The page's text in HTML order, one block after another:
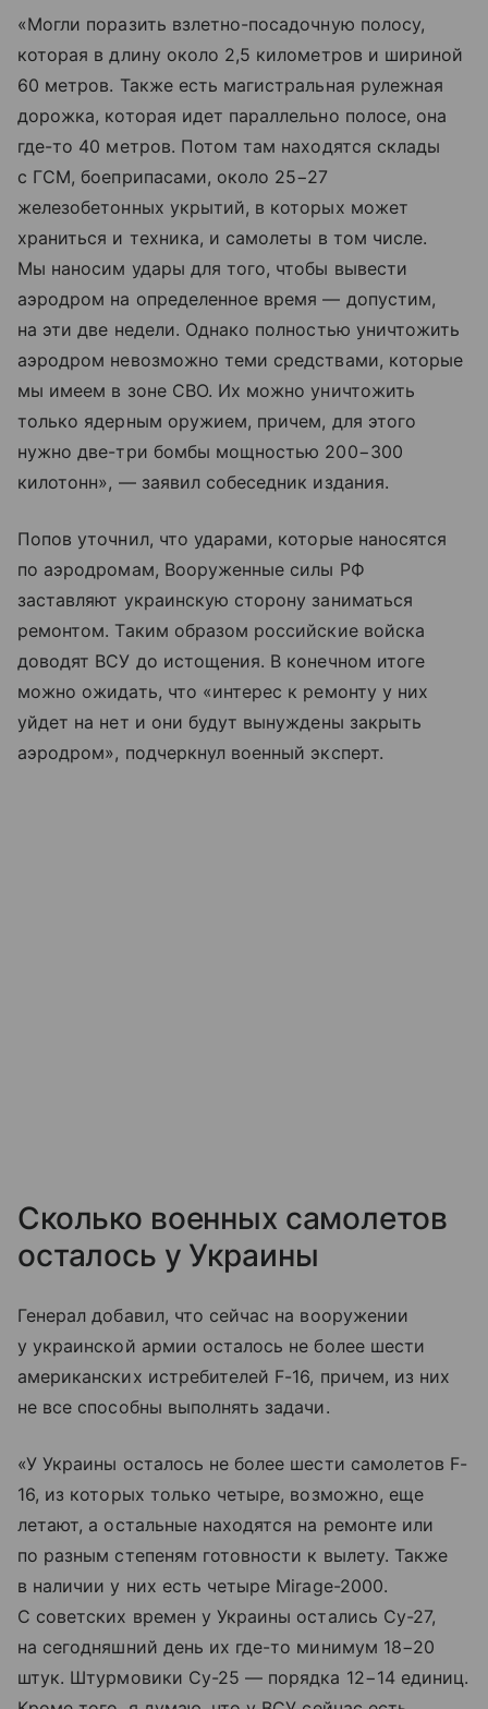
«Могли поразить взлетно-посадочную полосу,
которая в длину около 2,5 километров и шириной
60 метров. Также есть магистральная рулежная
дорожка, которая идет параллельно полосе, она
где-то 40 метров. Потом там находятся склады
с ГСМ, боеприпасами, около 25−27
железобетонных укрытий, в которых может
храниться и техника, и самолеты в том числе.
Мы наносим удары для того, чтобы вывести
аэродром на определенное время — допустим,
на эти две недели. Однако полностью уничтожить
аэродром невозможно теми средствами, которые
мы имеем в зоне СВО. Их можно уничтожить
только ядерным оружием, причем, для этого
нужно две-три бомбы мощностью 200−300
килотонн», — заявил собеседник издания.
Попов уточнил, что ударами, которые наносятся
по аэродромам, Вооруженные силы РФ
заставляют украинскую сторону заниматься
ремонтом. Таким образом российские войска
доводят ВСУ до истощения. В конечном итоге
можно ожидать, что «интерес к ремонту у них
уйдет на нет и они будут вынуждены закрыть
аэродром», подчеркнул военный эксперт.
Сколько военных самолетов
осталось у Украины
Генерал добавил, что сейчас на вооружении
у украинской армии осталось не более шести
американских истребителей F-16, причем, из них
не все способны выполнять задачи.
«У Украины осталось не более шести самолетов F-
16, из которых только четыре, возможно, еще
летают, а остальные находятся на ремонте или
по разным степеням готовности к вылету. Также
в наличии у них есть четыре Mirage-2000.
С советских времен у Украины остались Су-27,
на сегодняшний день их где-то минимум 18−20
штук. Штурмовики Су-25 — порядка 12−14 единиц.